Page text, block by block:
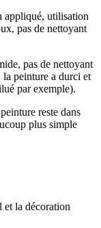
appliqué, utilisation
pas de nettoyant
pas de nettoyant
la peinture a durci et
par exemple).
reste dans
plus simple
et la décoration